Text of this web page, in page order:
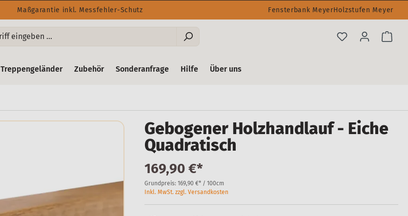
Maßgarantie inkl. Messfehler-Schutz Fensterbank MeyerHolzstufen Meyer
Treppengeländer Zubehör Sonderanfrage Hilfe Über uns
Gebogener Holzhandlauf - Eiche
Quadratisch
169,90 €*
Grundpreis: 169,90 €* / 100cm
Inkl. MwSt. zzgl. Versandkosten